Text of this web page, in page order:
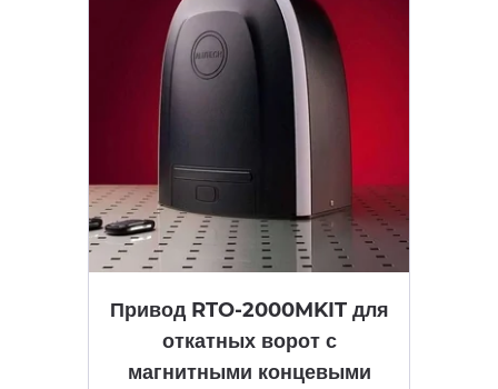
Привод RTO-2000MKIT для
откатных ворот с
магнитными концевыми